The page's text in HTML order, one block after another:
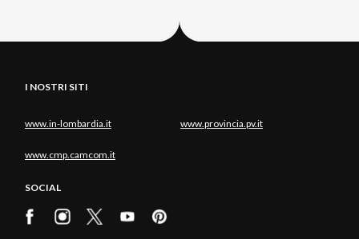
I NOSTRI SITI
www.in-lombardia.it www.provincia.pv.it
www.cmp.camcom.it
SOCIAL